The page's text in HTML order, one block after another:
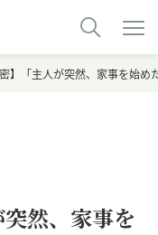
密】「主人が突然、家事を始
突然、家事を